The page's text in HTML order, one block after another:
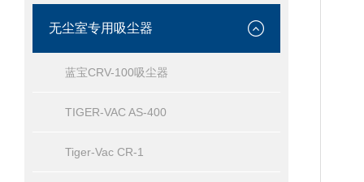
无尘室专用吸尘器
蓝宝CRV-100吸尘器
TIGER-VAC AS-400
Tiger-Vac CR-1